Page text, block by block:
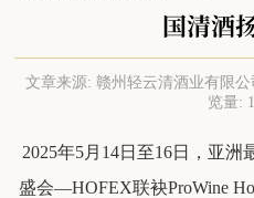
国清酒
文章来源: 赣州轻云清酒业有限公
览量:
2025年5月14日至16日，亚
盛会—HOFEX联袂ProWine